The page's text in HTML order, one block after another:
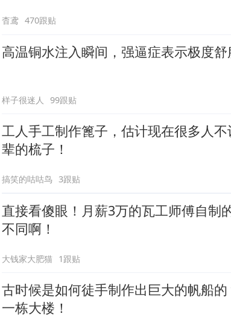
杳鸢 470跟贴
高温铜水注入瞬间，强逼症表示极度舒
样子很迷人 99跟贴
工人手工制作篦子，估计现在很多人
辈的梳子！
搞笑的咕咕鸟 3跟贴
直接看傻眼！月薪3万的瓦工师傅自制
不同啊！
大钱家大肥猫 1跟贴
古时候是如何徒手制作出巨大的帆船
一栋大楼！